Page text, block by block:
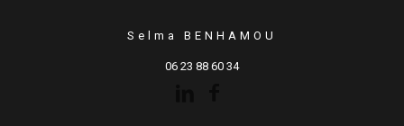
Selma BENHAMOU
06 23 88 60 34